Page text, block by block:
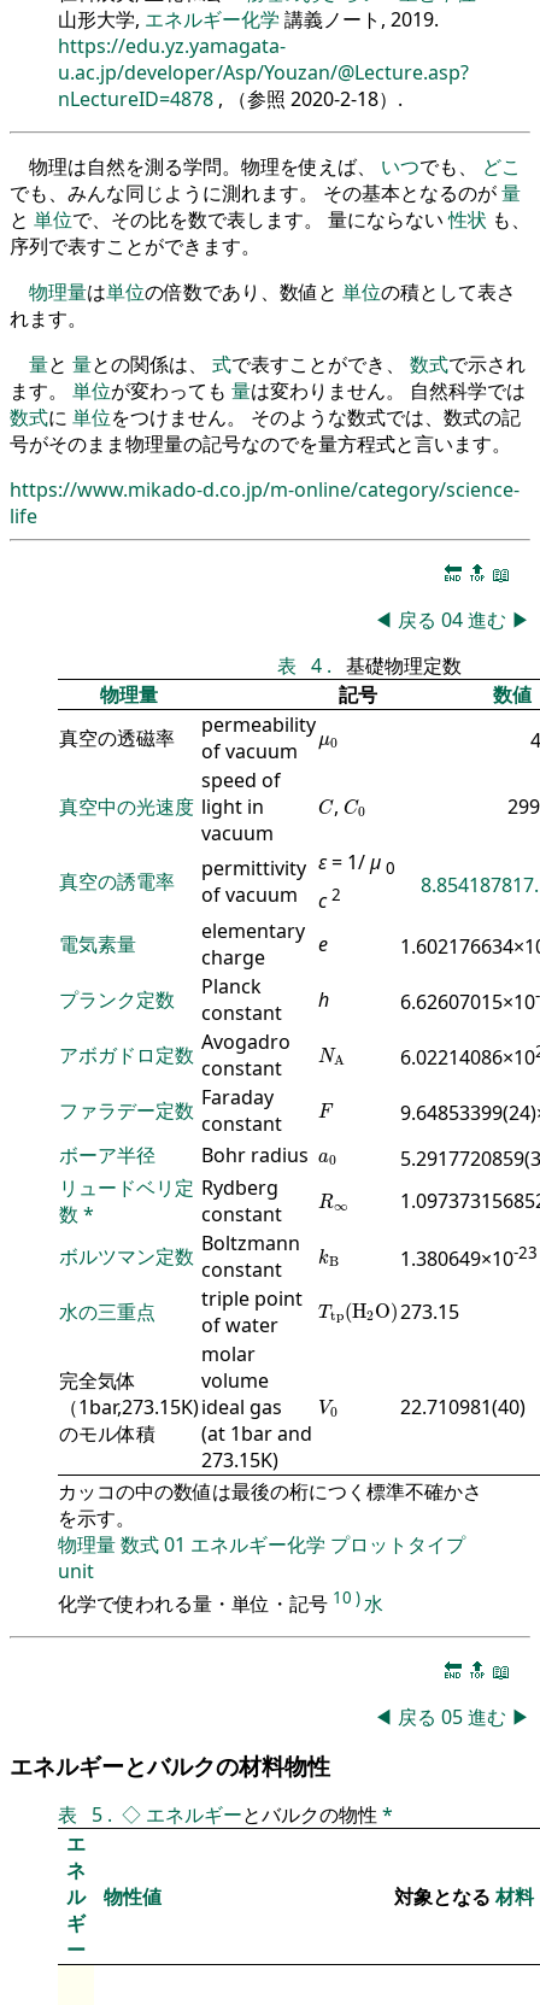
山形大学, エネルギー化学 講義ノート, 2019.
https://edu.yz.yamagata-
u.ac.jp/developer/Asp/Youzan/@Lecture.asp?
nLectureID=4878 , （参照 2020-2-18）.
物理は自然を測る学問。物理を使えば、 いつでも、 どこ
でも、みんな同じように測れます。 その基本となるのが量
と 単位で、その比を数で表します。 量にならない性状 も、
序列で表すことができます。
物理量は単位の倍数であり、数値と 単位の積として表さ
れます。
量と 量との関係は、 式で表すことができ、 数式で示され
ます。 単位が変わっても 量は変わりません。 自然科学では
数式に 単位をつけません。 そのような数式では、数式の記
号がそのまま物理量の記号なのでを量方程式と言います。
https://www.mikado-d.co.jp/m-online/category/science-
life
🔚 🔝 📖
◀ 戻る 04進む ▶
表 4 . 基礎物理定数
物理量
記号
数値
真空の透磁率
permeability
of vacuum
μ0
μ0 4
真空中の光速度
speed of
light in
vacuum
C
C, C0
C0
真空の誘電率
permittivity
of vacuum
ε= 1/μ 0
c2
電気素量
elementary
charge
e
プランク定数
Planck
constant
h 6.62607015×10
アボガドロ定数 Avogadro
constant
NA
NA 6.02214086×10
ファラデー定数 Faraday
constant
F
F
ボーア半径
Bohr radius a0
a0
リュードベリ定
数 *
Rydberg
constant
R∞
R∞
ボルツマン定数 Boltzmann
constant
kB
k 1.380649×10-23
水の三重点
triple point
of water
T tp(H2O)
Ttp(H 2O)273.15
完全気体
（1bar,273.15K)
のモル体積
molar
volume
ideal gas
(at 1bar and
273.15K)
V0
V0 22.710981(40)
カッコの中の数値は最後の桁につく標準不確かさ
を示す。
物理量数式01 エネルギー化学 プロットタイプ
unit
化学で使われる量・単位・記号 10 )水
🔚 🔝 📖
◀ 戻る 05進む ▶
エネルギーとバルクの材料物性
表 5 . ◇ エネルギーとバルクの物性*
エ
ネ
ル
ギ
ー
物性値 対象となる材料